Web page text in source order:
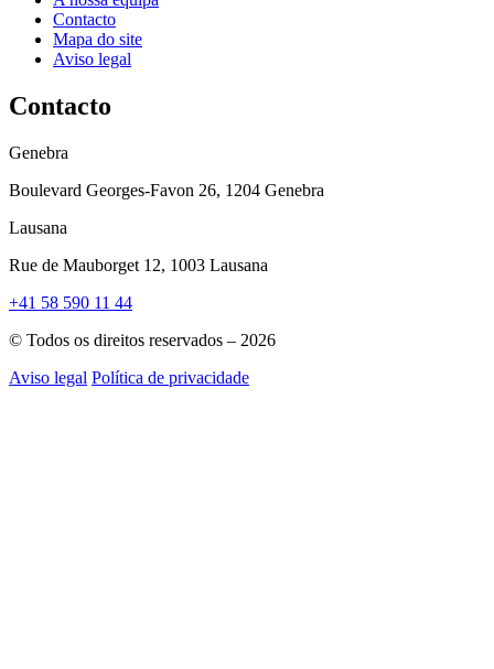
Contacto
Mapa do site
Aviso legal
Contacto
Genebra
Boulevard Georges-Favon 26, 1204 Genebra
Lausana
Rue de Mauborget 12, 1003 Lausana
+41 58 590 11 44
© Todos os direitos reservados – 2026
Aviso legal Política de privacidade